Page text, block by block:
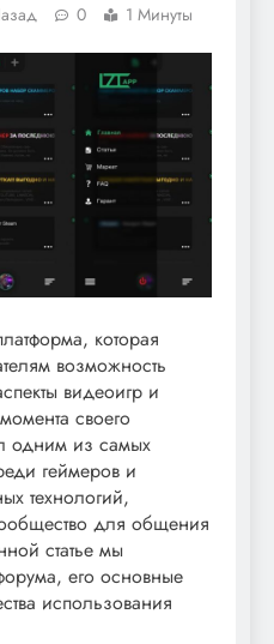
0 1 Минуты
которая
возможность
видеоигр и
своего
одним из самых
геймеров и
технологий,
для общения
статье мы
его основные
использования